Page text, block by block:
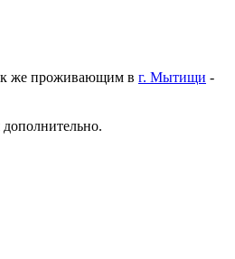
же проживающим в г. Мытищи -